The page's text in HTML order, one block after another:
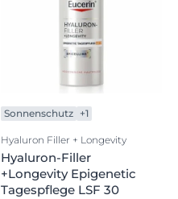
Sonnenschutz +1
Hyaluron Filler + Longevity
Hyaluron-Filler
+Longevity Epigenetic
Tagespflege LSF 30